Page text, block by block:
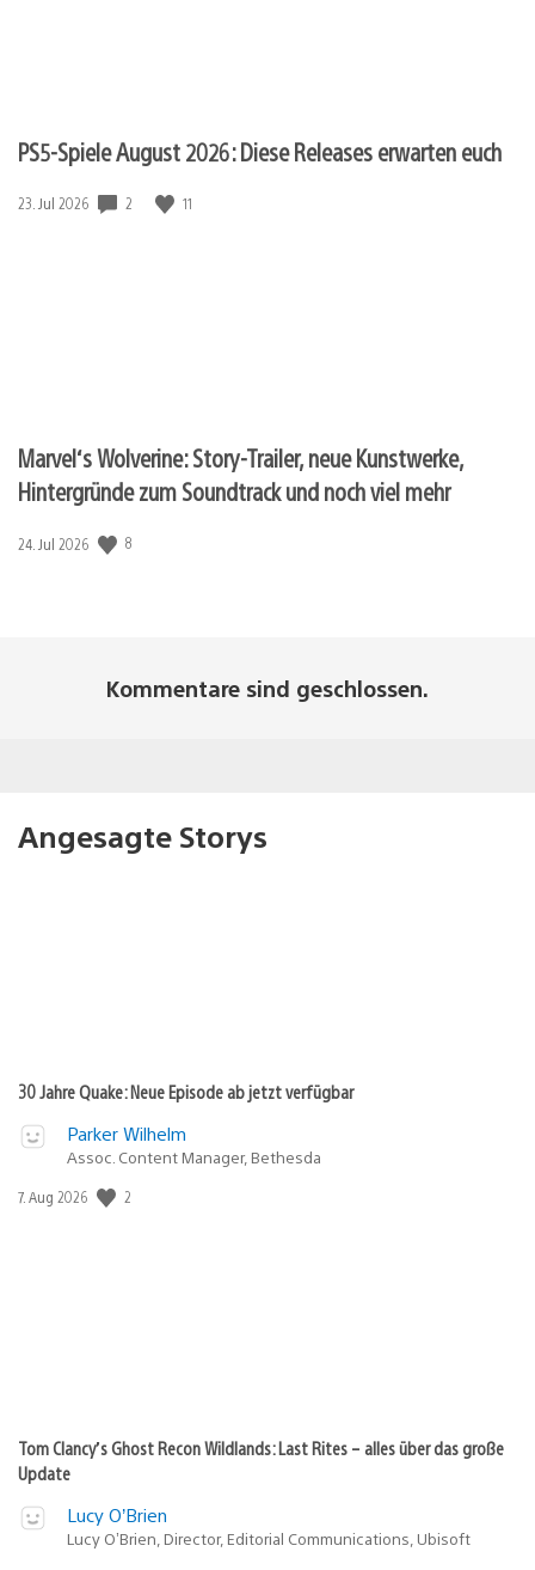
PS5-Spiele August 2026: Diese Releases erwarten euch
Veröffentlichungsdatum:
23. Jul 2026 2 11
Marvel‘s Wolverine: Story-Trailer, neue Kunstwerke,
Hintergründe zum Soundtrack und noch viel mehr
Veröffentlichungsdatum:
24. Jul 2026 8
Kommentare sind geschlossen.
Angesagte Storys
30 Jahre Quake: Neue Episode ab jetzt verfügbar
Parker Wilhelm
Assoc. Content Manager, Bethesda
Veröffentlichungsdatum:
7. Aug 2026 2
Tom Clancy’s Ghost Recon Wildlands: Last Rites – alles über das große
Update
Lucy O’Brien
Lucy O’Brien, Director, Editorial Communications, Ubisoft